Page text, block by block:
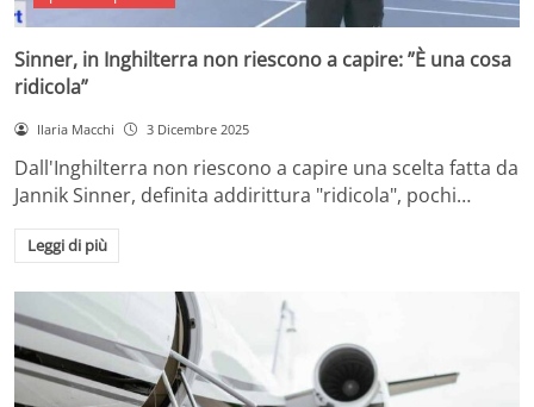
Sinner, in Inghilterra non riescono a capire: ”È una cosa
ridicola”
Ilaria Macchi 3 Dicembre 2025
Dall'Inghilterra non riescono a capire una scelta fatta da
Jannik Sinner, definita addirittura "ridicola", pochi…
Leggi di più